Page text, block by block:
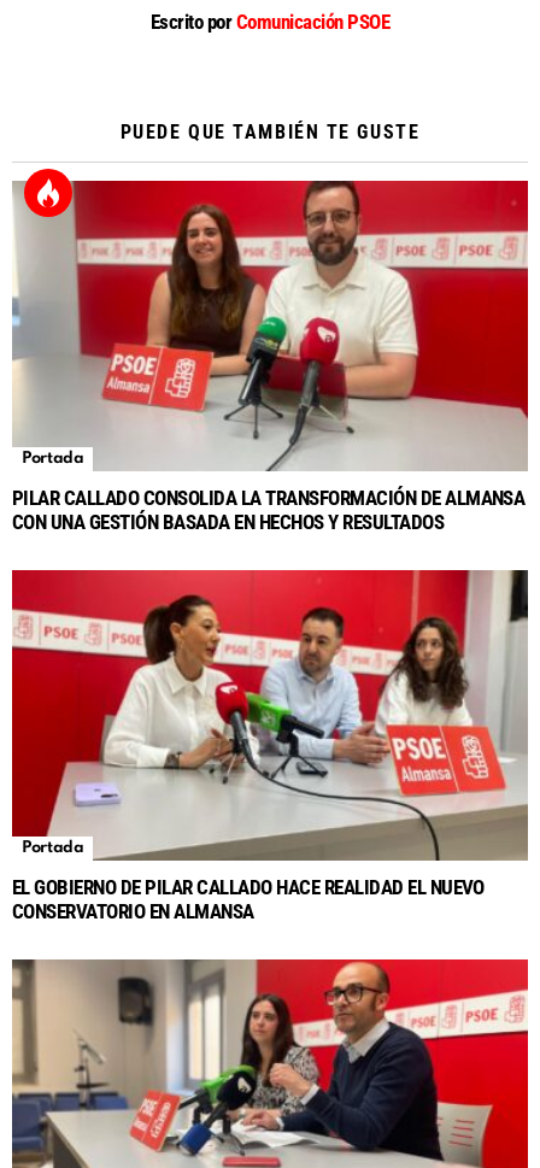
Escrito porComunicación PSOE
PUEDE QUE TAMBIÉN TE GUSTE
Portada
PILAR CALLADO CONSOLIDA LA TRANSFORMACIÓN DE ALMANSA
CON UNA GESTIÓN BASADA EN HECHOS Y RESULTADOS
Portada
EL GOBIERNO DE PILAR CALLADO HACE REALIDAD EL NUEVO
CONSERVATORIO EN ALMANSA